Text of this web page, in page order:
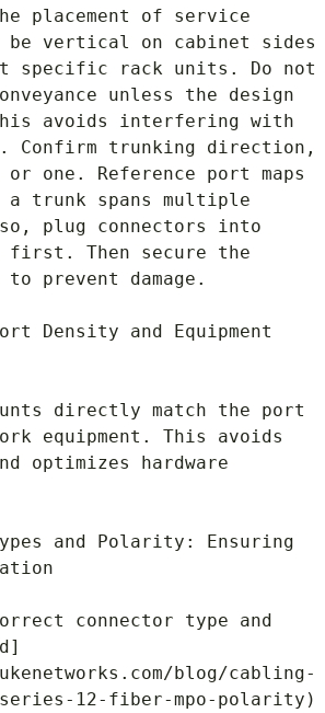
placement of service
be vertical on cabinet sides
specific rack units. Do not
unless the design
avoids interfering with
Confirm trunking direction,
one. Reference port maps
trunk spans multiple
plug connectors into
first. Then secure the
prevent damage.
Density and Equipment
directly match the port
equipment. This avoids
optimizes hardware
and Polarity: Ensuring
connector type and
blog/cabling-
12-fiber-mpo-polarity)